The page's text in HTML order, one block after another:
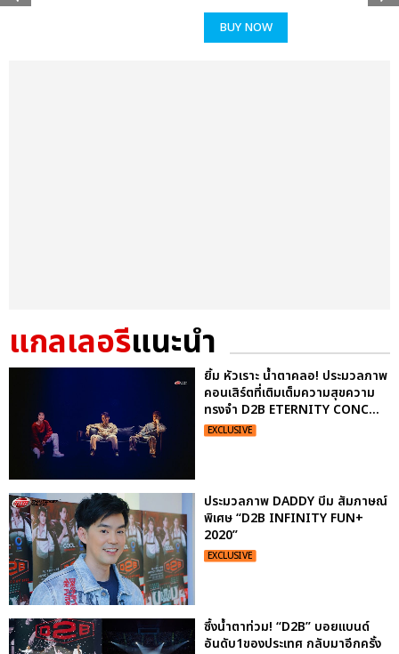
BUY NOW
แกลเลอรีแนะนำ
ยิ้ม หัวเราะ น้ำตาคลอ! ประมวลภาพ
คอนเสิร์ตที่เติมเต็มความสุขความ
ทรงจำ D2B ETERNITY CONC...
EXCLUSIVE
ประมวลภาพ DADDY บีม สัมภาษณ์
พิเศษ “D2B INFINITY FUN+
2020”
EXCLUSIVE
ซึ้งน้ำตาท่วม! “D2B” บอยแบนด์
อันดับ1ของประเทศ กลับมาอีกครั้ง